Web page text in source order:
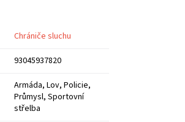
Chrániče sluchu
93045937820
Armáda, Lov, Policie,
Průmysl, Sportovní
střelba